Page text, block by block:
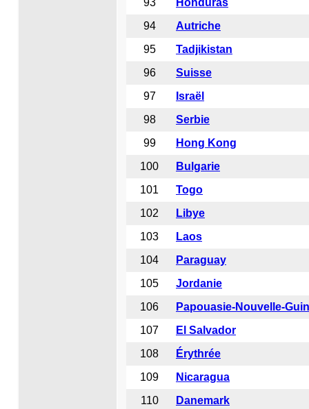
93
Honduras
94
Autriche
95
Tadjikistan
96
Suisse
97
Israël
98
Serbie
99
Hong Kong
100
Bulgarie
101
Togo
102
Libye
103
Laos
104
Paraguay
105
Jordanie
106
Papouasie-Nouvelle-
107
El Salvador
108
Érythrée
109
Nicaragua
110
Danemark